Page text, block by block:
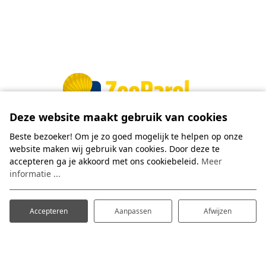
We ontvangen je graag in één van onze
Ons team staat klaar om je een fijn verblijf te
bezorgen.
Heb je de ZeeParel app al gedownload?
Deze website maakt gebruik van cookies
Beste bezoeker! Om je zo goed mogelijk te helpen op onze
website maken wij gebruik van cookies. Door deze te
accepteren ga je akkoord met ons cookiebeleid. Meer
informatie ...
Accepteren Aanpassen Afwijzen